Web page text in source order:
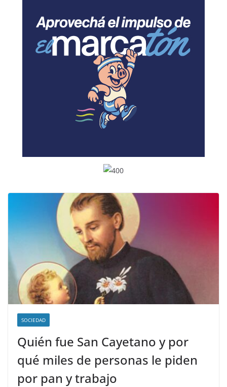
SOCIEDAD
Quién fue San Cayetano y por
qué miles de personas le piden
por pan y trabajo